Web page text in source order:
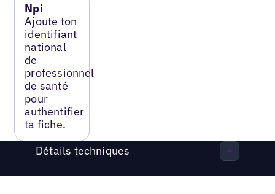
Npi
Ajoute ton
identifiant
national
de
professionnel
de santé
pour
authentifier
ta fiche.
Détails techniques